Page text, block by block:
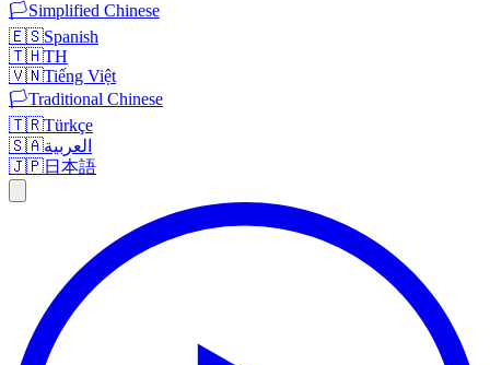
🏳️Simplified Chinese
🇪🇸Spanish
🇹🇭TH
🇻🇳Tiếng Việt
🏳️Traditional Chinese
🇹🇷Türkçe
🇸🇦العربية
🇯🇵日本語